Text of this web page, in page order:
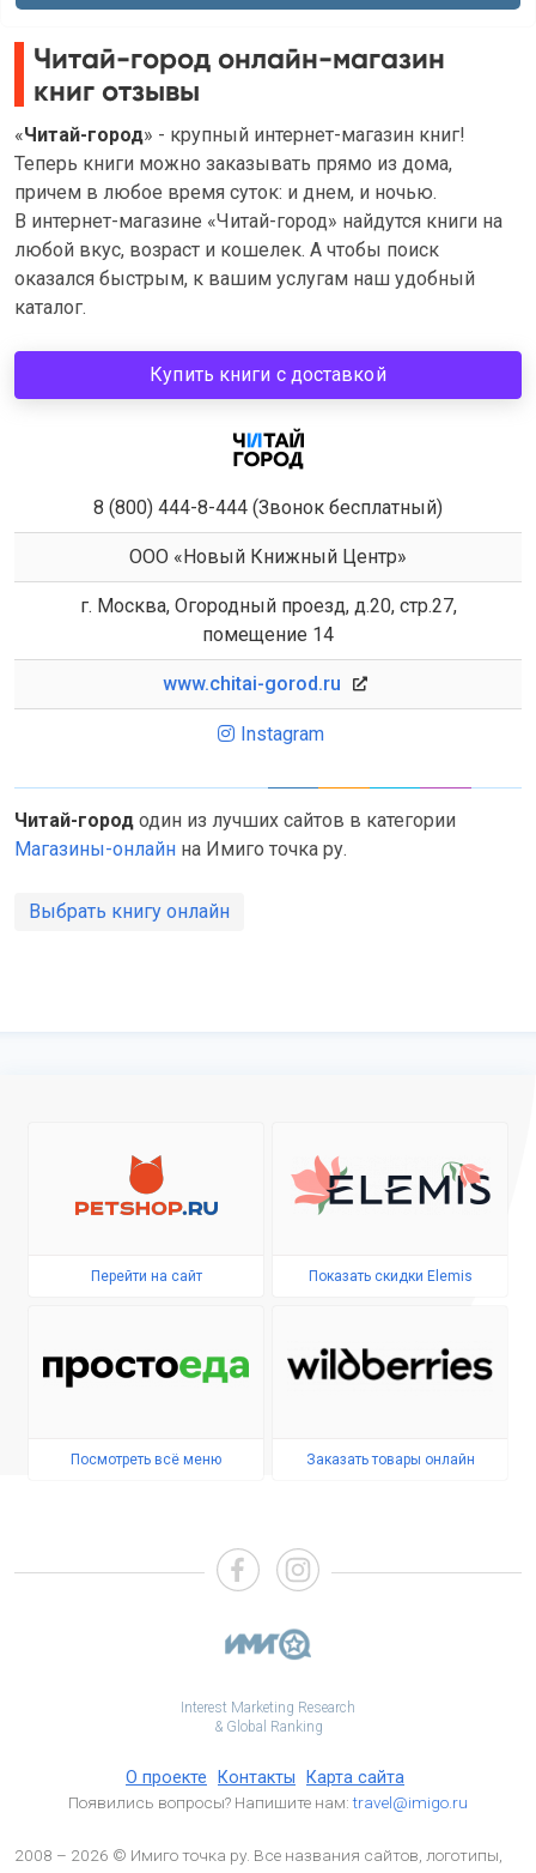
Читай-город онлайн-магазин
книг отзывы
«Читай-город» - крупный интернет-магазин книг!
Теперь книги можно заказывать прямо из дома,
причем в любое время суток: и днем, и ночью.
В интернет-магазине «Читай-город» найдутся книги на
любой вкус, возраст и кошелек. А чтобы поиск
оказался быстрым, к вашим услугам наш удобный
каталог.
Купить книги с доставкой
8 (800) 444-8-444 (Звонок бесплатный)
ООО «Новый Книжный Центр»
г. Москва, Огородный проезд, д.20, стр.27,
помещение 14
www.chitai-gorod.ru
Instagram
Читай-город один из лучших сайтов в категории
Магазины-онлайн на Имиго точка ру.
Выбрать книгу онлайн
Перейти на сайт Показать скидки Elemis
Посмотреть всё меню Заказать товары онлайн
Interest Marketing Research
& Global Ranking
О проекте Контакты Карта сайта
Появились вопросы? Напишите нам:travel@imigo.ru
2008 – 2026 © Имиго точка ру. Все названия сайтов, логотипы,